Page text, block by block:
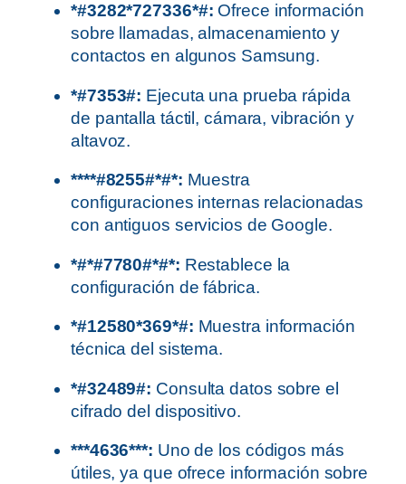
*#3282*727336*#: Ofrece información
sobre llamadas, almacenamiento y
contactos en algunos Samsung.
*#7353#: Ejecuta una prueba rápida
de pantalla táctil, cámara, vibración y
altavoz.
****#8255#*#*: Muestra
configuraciones internas relacionadas
con antiguos servicios de Google.
*#*#7780#*#*: Restablece la
configuración de fábrica.
*#12580*369*#: Muestra información
técnica del sistema.
*#32489#: Consulta datos sobre el
cifrado del dispositivo.
***4636***: Uno de los códigos más
útiles, ya que ofrece información sobre